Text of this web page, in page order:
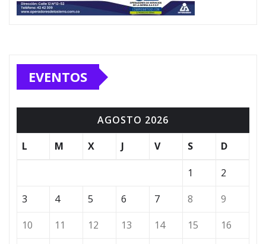
EVENTOS
AGOSTO 2026
L
M X J V S D
1
2
3
4 5 6 7 8
9
10
11 12 13 14 15
16